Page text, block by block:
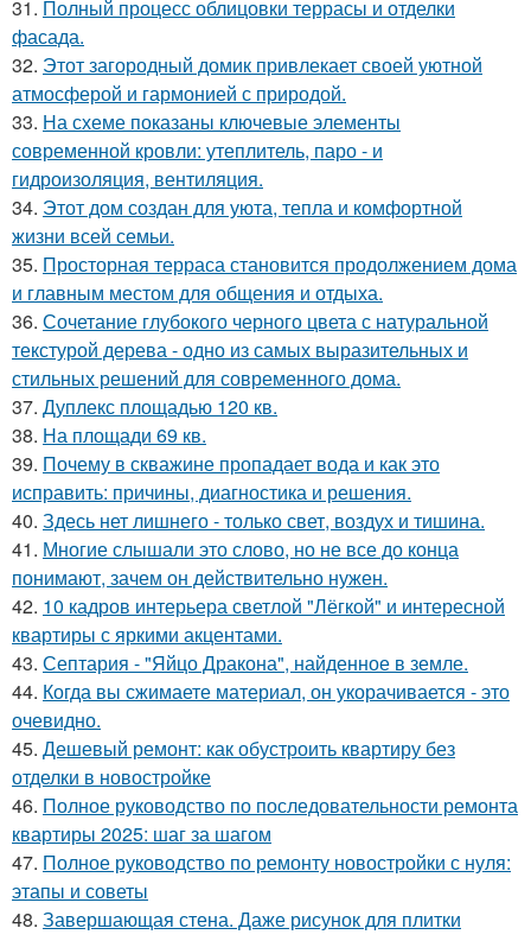
31. Полный процесс облицовки террасы и отделки
фасада.
32. Этот загородный домик привлекает своей уютной
атмосферой и гармонией с природой.
33. На схеме показаны ключевые элементы
современной кровли: утеплитель, паро - и
гидроизоляция, вентиляция.
34. Этот дом создан для уюта, тепла и комфортной
жизни всей семьи.
35. Просторная терраса становится продолжением дома
и главным местом для общения и отдыха.
36. Сочетание глубокого черного цвета с натуральной
текстурой дерева - одно из самых выразительных и
стильных решений для современного дома.
37. Дуплекс площадью 120 кв.
38. На площади 69 кв.
39. Почему в скважине пропадает вода и как это
исправить: причины, диагностика и решения.
40. Здесь нет лишнего - только свет, воздух и тишина.
41. Многие слышали это слово, но не все до конца
понимают, зачем он действительно нужен.
42. 10 кадров интерьера светлой "Лёгкой" и интересной
квартиры с яркими акцентами.
43. Септария - "Яйцо Дракона", найденное в земле.
44. Когда вы сжимаете материал, он укорачивается - это
очевидно.
45. Дешевый ремонт: как обустроить квартиру без
отделки в новостройке
46. Полное руководство по последовательности ремонта
квартиры 2025: шаг за шагом
47. Полное руководство по ремонту новостройки с нуля:
этапы и советы
48. Завершающая стена. Даже рисунок для плитки